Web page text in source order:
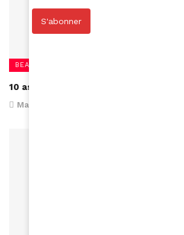
BEAUTÉ
10 astuces pour réussir son défrisage
May 7, 2017
S'abonner